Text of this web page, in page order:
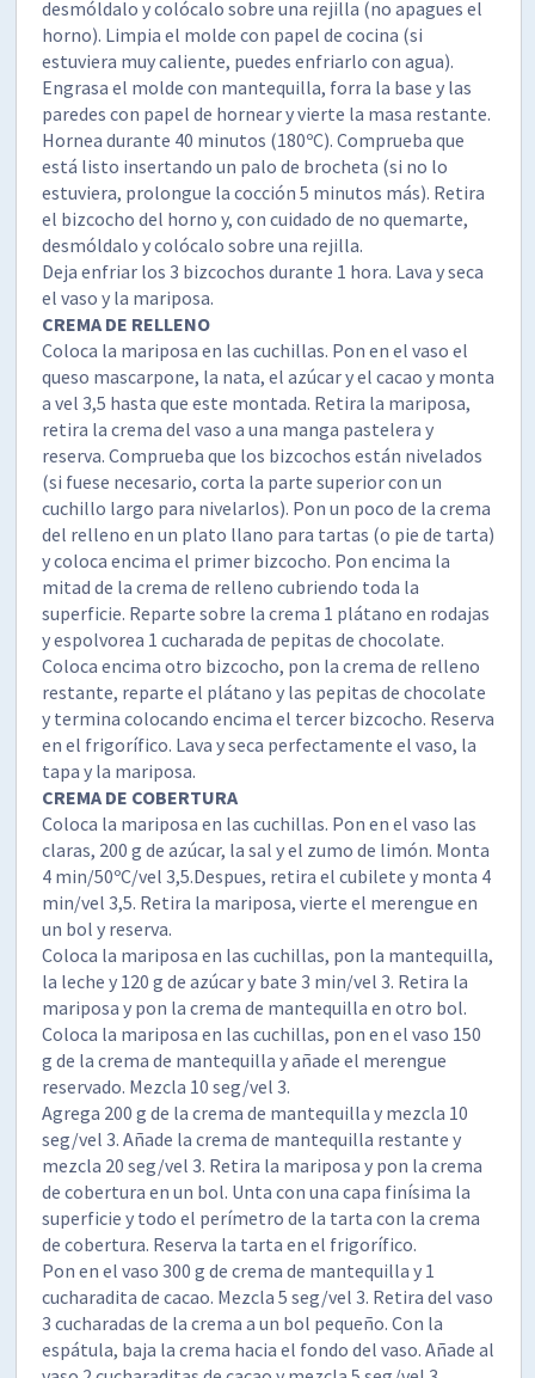
desmóldalo y colócalo sobre una rejilla (no apagues el
horno). Limpia el molde con papel de cocina (si
estuviera muy caliente, puedes enfriarlo con agua).
Engrasa el molde con mantequilla, forra la base y las
paredes con papel de hornear y vierte la masa restante.
Hornea durante 40 minutos (180ºC). Comprueba que
está listo insertando un palo de brocheta (si no lo
estuviera, prolongue la cocción 5 minutos más). Retira
el bizcocho del horno y, con cuidado de no quemarte,
desmóldalo y colócalo sobre una rejilla.
Deja enfriar los 3 bizcochos durante 1 hora. Lava y seca
el vaso y la mariposa.
CREMA DE RELLENO
Coloca la mariposa en las cuchillas. Pon en el vaso el
queso mascarpone, la nata, el azúcar y el cacao y monta
a vel 3,5 hasta que este montada. Retira la mariposa,
retira la crema del vaso a una manga pastelera y
reserva. Comprueba que los bizcochos están nivelados
(si fuese necesario, corta la parte superior con un
cuchillo largo para nivelarlos). Pon un poco de la crema
del relleno en un plato llano para tartas (o pie de tarta)
y coloca encima el primer bizcocho. Pon encima la
mitad de la crema de relleno cubriendo toda la
superficie. Reparte sobre la crema 1 plátano en rodajas
y espolvorea 1 cucharada de pepitas de chocolate.
Coloca encima otro bizcocho, pon la crema de relleno
restante, reparte el plátano y las pepitas de chocolate
y termina colocando encima el tercer bizcocho. Reserva
en el frigorífico. Lava y seca perfectamente el vaso, la
tapa y la mariposa.
CREMA DE COBERTURA
Coloca la mariposa en las cuchillas. Pon en el vaso las
claras, 200 g de azúcar, la sal y el zumo de limón. Monta
4 min/50ºC/vel 3,5.Despues, retira el cubilete y monta 4
min/vel 3,5. Retira la mariposa, vierte el merengue en
un bol y reserva.
Coloca la mariposa en las cuchillas, pon la mantequilla,
la leche y 120 g de azúcar y bate 3 min/vel 3. Retira la
mariposa y pon la crema de mantequilla en otro bol.
Coloca la mariposa en las cuchillas, pon en el vaso 150
g de la crema de mantequilla y añade el merengue
reservado. Mezcla 10 seg/vel 3.
Agrega 200 g de la crema de mantequilla y mezcla 10
seg/vel 3. Añade la crema de mantequilla restante y
mezcla 20 seg/vel 3. Retira la mariposa y pon la crema
de cobertura en un bol. Unta con una capa finísima la
superficie y todo el perímetro de la tarta con la crema
de cobertura. Reserva la tarta en el frigorífico.
Pon en el vaso 300 g de crema de mantequilla y 1
cucharadita de cacao. Mezcla 5 seg/vel 3. Retira del vaso
3 cucharadas de la crema a un bol pequeño. Con la
espátula, baja la crema hacia el fondo del vaso. Añade al